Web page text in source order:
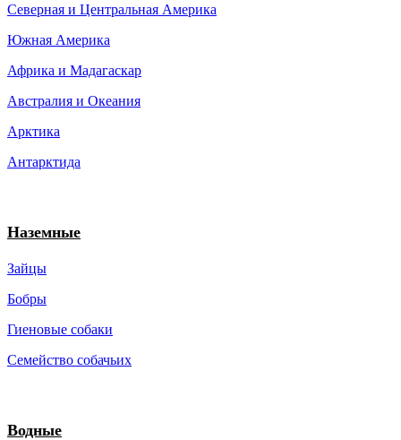
Северная и Центральная Америка
Южная Америка
Африка и Мадагаскар
Австралия и Океания
Арктика
Антарктида
Наземные
Зайцы
Бобры
Гиеновые собаки
Семейство собачьих
Водные